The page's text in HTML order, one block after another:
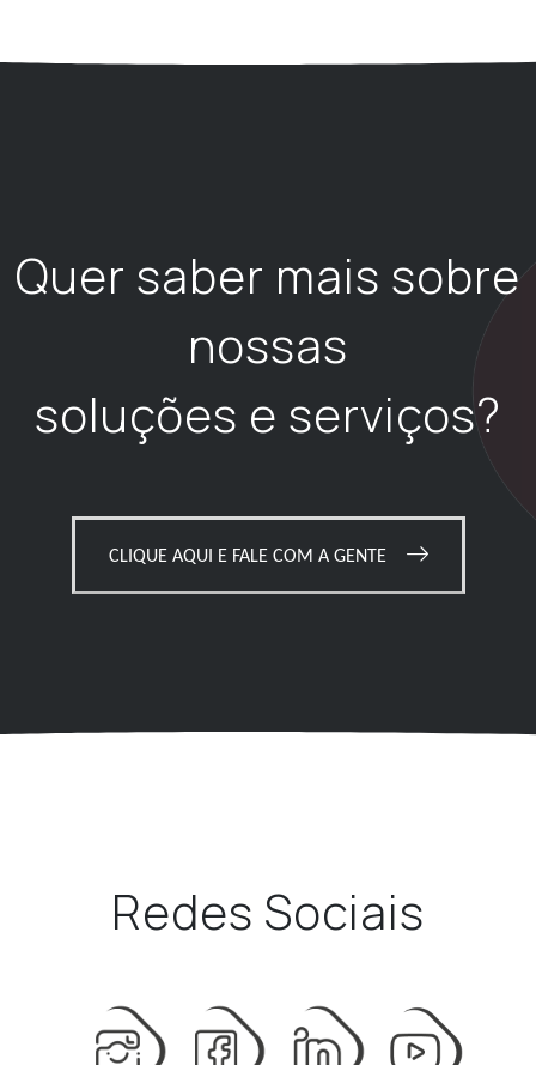
Quer saber mais sobre
nossas
soluções e serviços?
CLIQUE AQUI E FALE COM A GENTE
Redes Sociais